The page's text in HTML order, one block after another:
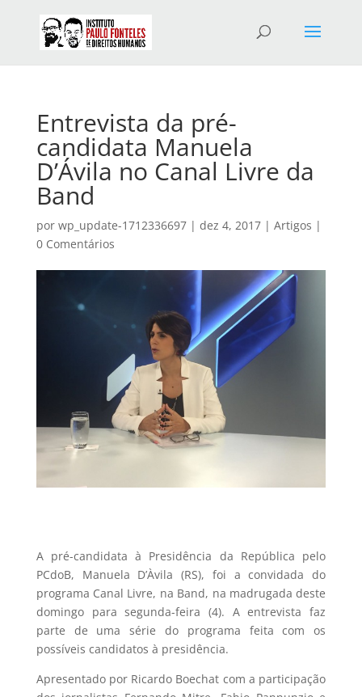
Entrevista da pré-
candidata Manuela
D’Ávila no Canal Livre da
Band
por wp_update-1712336697| dez 4, 2017| Artigos |
0 Comentários
A pré-candidata à Presidência da República pelo
PCdoB, Manuela D’Àvila (RS), foi a convidada do
programa Canal Livre, na Band, na madrugada deste
domingo para segunda-feira (4). A entrevista faz
parte de uma série do programa feita com os
possíveis candidatos à presidência.
Apresentado por Ricardo Boechat com a participação